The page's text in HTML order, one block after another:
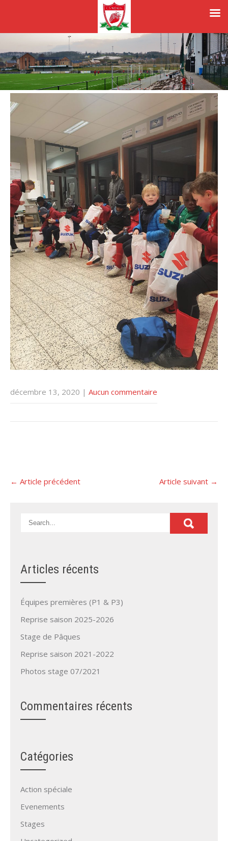
décembre 13, 2020 | Aucun commentaire
navigation
← Article précédent Article suivant →
Articles récents
Équipes premières (P1 & P3)
Reprise saison 2025-2026
Stage de Pâques
Reprise saison 2021-2022
Photos stage 07/2021
Commentaires récents
Catégories
Action spéciale
Evenements
Stages